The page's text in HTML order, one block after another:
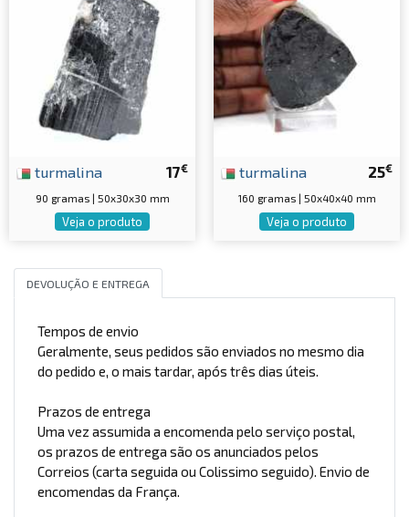
17€
turmalina
90 gramas | 50x30x30 mm
Veja o produto
25€
turmalina
160 gramas | 50x40x40 mm
Veja o produto
DEVOLUÇÃO E ENTREGA
Tempos de envio
Geralmente, seus pedidos são enviados no mesmo dia
do pedido e, o mais tardar, após três dias úteis.
Prazos de entrega
Uma vez assumida a encomenda pelo serviço postal,
os prazos de entrega são os anunciados pelos
Correios (carta seguida ou Colissimo seguido). Envio de
encomendas da França.